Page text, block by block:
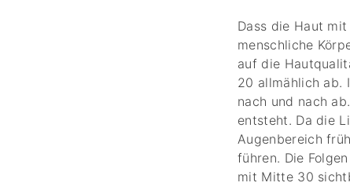
Dass die Haut
menschliche
auf die
20 allmählich ab.
nach und nach
entsteht. Da die
Augenbereich
führen. Die
mit Mitte 30